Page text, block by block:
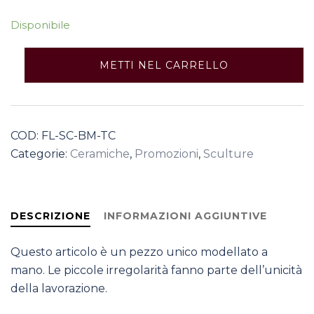
Disponibile
METTI NEL CARRELLO
COD: FL-SC-BM-TC
Categorie: Ceramiche, Promozioni, Sculture
DESCRIZIONE INFORMAZIONI AGGIUNTIVE
Questo articolo è un pezzo unico modellato a
mano. Le piccole irregolarità fanno parte dell’unicità
della lavorazione.